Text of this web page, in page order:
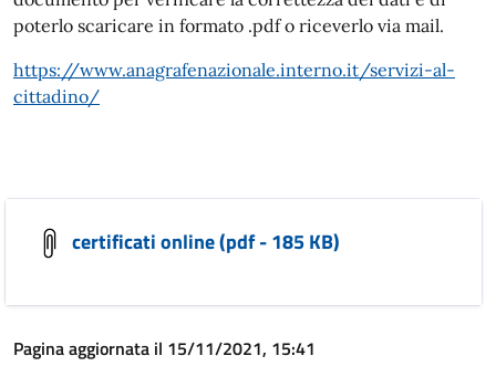
poterlo scaricare in formato .pdf o riceverlo via mail.
https://www.anagrafenazionale.interno.it/servizi-al-
cittadino/
certificati online (pdf - 185 KB)
Pagina aggiornata il 15/11/2021, 15:41